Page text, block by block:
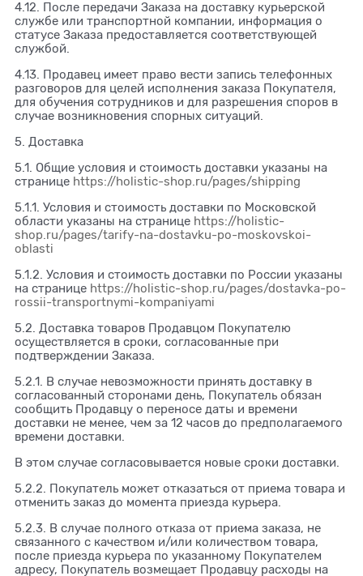
4.12. После передачи Заказа на доставку курьерской
службе или транспортной компании, информация о
статусе Заказа предоставляется соответствующей
службой.
4.13. Продавец имеет право вести запись телефонных
разговоров для целей исполнения заказа Покупателя,
для обучения сотрудников и для разрешения споров в
случае возникновения спорных ситуаций.
5. Доставка
5.1. Общие условия и стоимость доставки указаны на
странице https://holistic-shop.ru/pages/shipping
5.1.1. Условия и стоимость доставки по Московской
области указаны на странице https://holistic-
shop.ru/pages/tarify-na-dostavku-po-moskovskoi-
oblasti
5.1.2. Условия и стоимость доставки по России указаны
на странице https://holistic-shop.ru/pages/dostavka-po-
rossii-transportnymi-kompaniyami
5.2. Доставка товаров Продавцом Покупателю
осуществляется в сроки, согласованные при
подтверждении Заказа.
5.2.1. В случае невозможности принять доставку в
согласованный сторонами день, Покупатель обязан
сообщить Продавцу о переносе даты и времени
доставки не менее, чем за 12 часов до предполагаемого
времени доставки.
В этом случае согласовывается новые сроки доставки.
5.2.2. Покупатель может отказаться от приема товара и
отменить заказ до момента приезда курьера.
5.2.3. В случае полного отказа от приема заказа, не
связанного с качеством и/или количеством товара,
после приезда курьера по указанному Покупателем
адресу, Покупатель возмещает Продавцу расходы на